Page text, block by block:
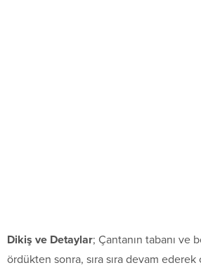
Dikiş ve Detaylar; Çantanın tabanı ve
ördükten sonra, sıra sıra devam